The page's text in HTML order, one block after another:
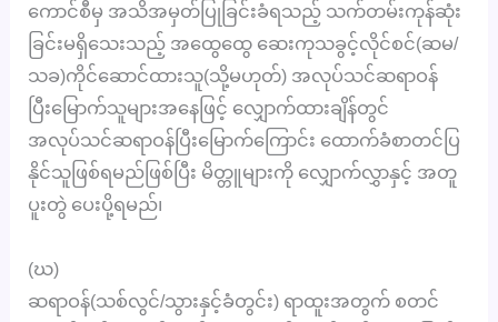
ကောင်စီမှ အသိအမှတ်ပြုခြင်းခံရသည့် သက်တမ်းကုန်ဆုံး
ခြင်းမရှိသေးသည့် အထွေထွေ ဆေးကုသခွင့်လိုင်စင်(ဆမ/
သခ)ကိုင်ဆောင်ထားသူ(သို့မဟုတ်) အလုပ်သင်ဆရာဝန်
ပြီးမြောက်သူများအနေဖြင့် လျှောက်ထားချိန်တွင်
အလုပ်သင်ဆရာဝန်ပြီးမြောက်ကြောင်း ထောက်ခံစာတင်ပြ
နိုင်သူဖြစ်ရမည်ဖြစ်ပြီး မိတ္တူများကို လျှောက်လွှာနှင့် အတူ
ပူးတွဲ ပေးပို့ရမည်၊
(ဃ)
ဆရာဝန်(သစ်လွင်/သွားနှင့်ခံတွင်း) ရာထူးအတွက် စတင်